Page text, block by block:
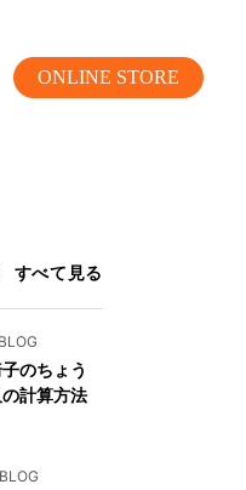
ONLINE STORE
問
すべて見る
のちょう
計算方法